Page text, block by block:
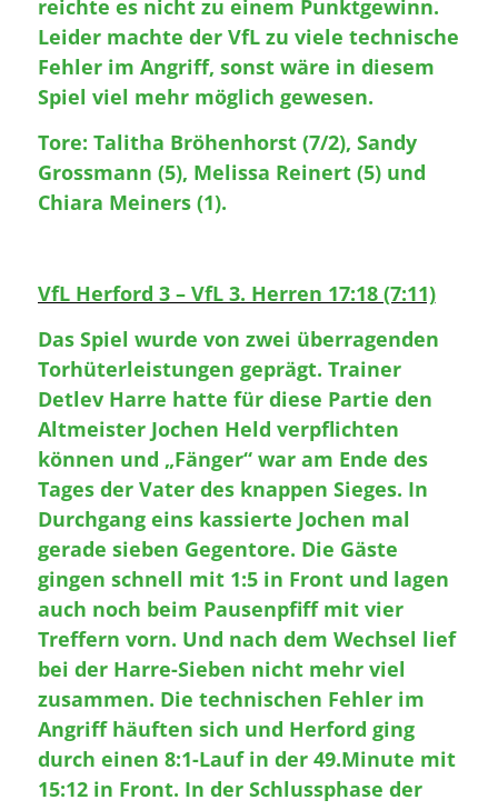
reichte es nicht zu einem Punktgewinn.
Leider machte der VfL zu viele technische
Fehler im Angriff, sonst wäre in diesem
Spiel viel mehr möglich gewesen.
Tore: Talitha Bröhenhorst (7/2), Sandy
Grossmann (5), Melissa Reinert (5) und
Chiara Meiners (1).
VfL Herford 3 – VfL 3. Herren 17:18 (7:11)
Das Spiel wurde von zwei überragenden
Torhüterleistungen geprägt. Trainer
Detlev Harre hatte für diese Partie den
Altmeister Jochen Held verpflichten
können und „Fänger“ war am Ende des
Tages der Vater des knappen Sieges. In
Durchgang eins kassierte Jochen mal
gerade sieben Gegentore. Die Gäste
gingen schnell mit 1:5 in Front und lagen
auch noch beim Pausenpfiff mit vier
Treffern vorn. Und nach dem Wechsel lief
bei der Harre-Sieben nicht mehr viel
zusammen. Die technischen Fehler im
Angriff häuften sich und Herford ging
durch einen 8:1-Lauf in der 49.Minute mit
15:12 in Front. In der Schlussphase der